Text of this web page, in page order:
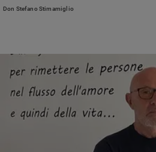
Don Stefano Stimamiglio